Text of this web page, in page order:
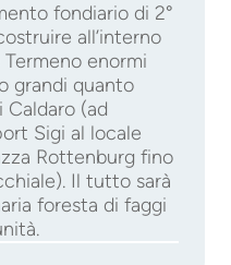
fondiario di 2°
all’interno
enormi
grandi quanto
(ad
Sigi al locale
Rottenburg fino
Il tutto sarà
foresta di faggi